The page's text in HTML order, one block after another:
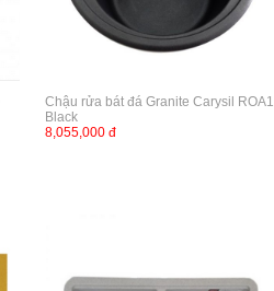
Chậu rửa bát đá Granite Carysil ROA1
Black
8,055,000 đ